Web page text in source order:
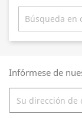
Infórmese de